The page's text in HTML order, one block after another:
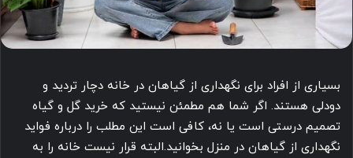
بسیاری از افراد برای نگهداری از گیاهان در خانه دچار تردید و
دودلی هستند. اگر شما هم مطمئن نیستید که خرید گل و گیاه
تصمیم درستی است یا نه، کافی است این مطلب را درباره فواید
نگهداری از گیاهان در منزل بخوانید.البته قرار نیست خانه را به